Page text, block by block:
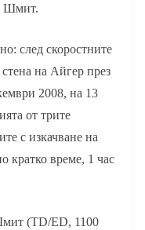
Шмит.
след скоростните
на Айгер през
2008, на 13
от трите
с изкачване на
кратко време, 1 час
(TD/ED, 1100